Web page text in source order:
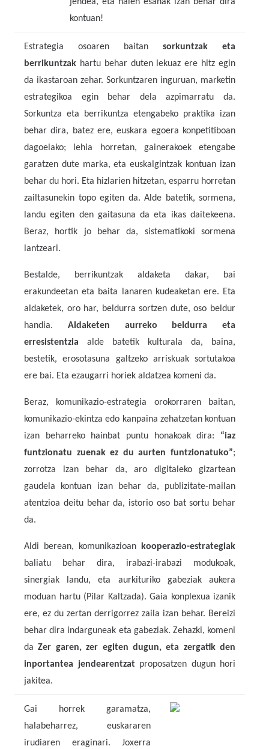
kontuan!
Estrategia osoaren baitan sorkuntzak eta
berrikuntzak hartu behar duten lekuaz ere hitz egin
da ikastaroan zehar. Sorkuntzaren inguruan, marketin
estrategikoa egin behar dela azpimarratu da.
Sorkuntza eta berrikuntza etengabeko praktika izan
behar dira, batez ere, euskara egoera konpetitiboan
dagoelako; lehia horretan, gainerakoek etengabe
garatzen dute marka, eta euskalgintzak kontuan izan
behar du hori. Eta hizlarien hitzetan, esparru horretan
zailtasunekin topo egiten da. Alde batetik, sormena,
landu egiten den gaitasuna da eta ikas daitekeena.
Beraz, hortik jo behar da, sistematikoki sormena
lantzeari.
Bestalde, berrikuntzak aldaketa dakar, bai
erakundeetan eta baita lanaren kudeaketan ere. Eta
aldaketek, oro har, beldurra sortzen dute, oso beldur
handia. Aldaketen aurreko beldurra eta
erresistentzia alde batetik kulturala da, baina,
bestetik, erosotasuna galtzeko arriskuak sortutakoa
ere bai. Eta ezaugarri horiek aldatzea komeni da.
Beraz, komunikazio-estrategia orokorraren baitan,
komunikazio-ekintza edo kanpaina zehatzetan kontuan
izan beharreko hainbat puntu honakoak dira: “iaz
funtzionatu zuenak ez du aurten funtzionatuko”;
zorrotza izan behar da, aro digitaleko gizartean
gaudela kontuan izan behar da, publizitate-mailan
atentzioa deitu behar da, istorio oso bat sortu behar
da.
Aldi berean, komunikazioan kooperazio-estrategiak
baliatu behar dira, irabazi-irabazi modukoak,
sinergiak landu, eta aurkituriko gabeziak aukera
moduan hartu (Pilar Kaltzada). Gaia konplexua izanik
ere, ez du zertan derrigorrez zaila izan behar. Bereizi
behar dira indarguneak eta gabeziak. Zehazki, komeni
daZer garen, zer egiten dugun, eta zergatik den
inportantea jendearentzat proposatzen dugun hori
jakitea.
Gai horrek garamatza,
halabeharrez, euskararen
irudiaren eraginari. Joxerra